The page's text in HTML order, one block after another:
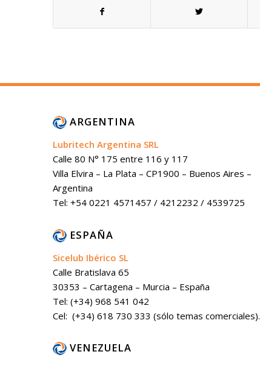
ARGENTINA
Lubritech Argentina SRL
Calle 80 N° 175 entre 116 y 117
Villa Elvira – La Plata – CP1900 – Buenos Aires –
Argentina
Tel: +54 0221 4571457 / 4212232 / 4539725
ESPAÑA
Sicelub Ibérico SL
Calle Bratislava 65
30353 – Cartagena – Murcia – España
Tel: (+34) 968 541 042
Cel: (+34) 618 730 333 (sólo temas comerciales).
VENEZUELA